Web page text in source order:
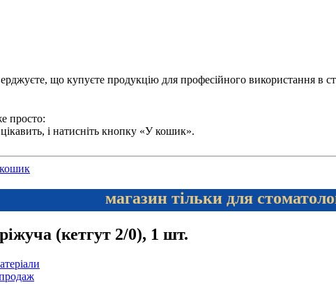
що купуєте продукцію для професійного використання в
просто:
і натисніть кнопку «У кошик».
магазин тільки для
(кетгут 2/0), 1 шт.